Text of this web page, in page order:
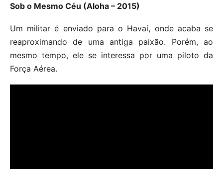
Sob o Mesmo Céu (Aloha – 2015)
Um militar é enviado para o Havaí, onde acaba se
reaproximando de uma antiga paixão. Porém, ao
mesmo tempo, ele se interessa por uma piloto da
Força Aérea.